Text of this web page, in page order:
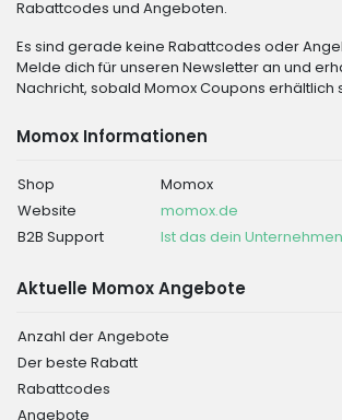
Rabattcodes und Angeboten.
Es sind gerade keine Rabattcodes oder
Melde dich für unseren Newsletter an und
Nachricht, sobald Momox Coupons erhältlich
Momox Informationen
Shop
Momox
Website
momox.de
B2B Support
Ist das dein
Aktuelle Momox Angebote
Anzahl der Angebote
Der beste Rabatt
Rabattcodes
Angebote